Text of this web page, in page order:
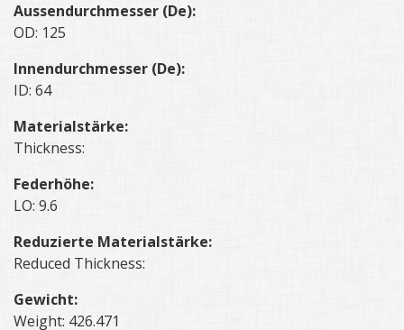
Aussendurchmesser (De):
OD: 125
Innendurchmesser (De):
ID: 64
Materialstärke:
Thickness:
Federhöhe:
LO: 9.6
Reduzierte Materialstärke:
Reduced Thickness:
Gewicht:
Weight: 426.471